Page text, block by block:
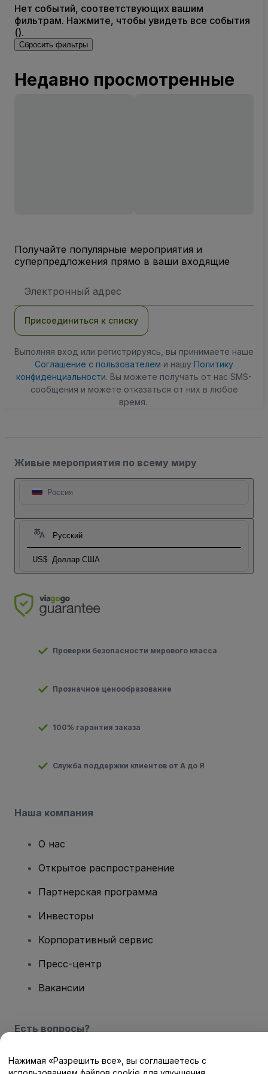
Нет событий, соответствующих вашим
фильтрам. Нажмите, чтобы увидеть все события
().
Сбросить фильтры
Недавно просмотренные
Получайте популярные мероприятия и
суперпредложения прямо в ваши входящие
электронной
Присоединиться к списку
Выполняя вход или регистрируясь, вы принимаете наше
Соглашение с пользователем и нашу Политику
конфиденциальности. Вы можете получать от нас SMS-
сообщения и можете отказаться от них в любое
время.
Живые мероприятия по всему миру
Россия
Русский
US$ Доллар США
Проверки безопасности мирового класса
Прозначное ценообразование
100% гарантия заказа
Служба поддержки клиентов от А до Я
Наша компания
О нас
Открытое распространение
Партнерская программа
Инвесторы
Корпоративный сервис
Пресс-центр
Вакансии
Есть вопросы?
Центр помощи / Свяжитесь с нами
Нажимая «Разрешить все», вы соглашаетесь с